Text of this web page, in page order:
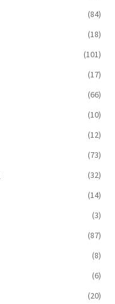
(84)
(18)
(101)
(17)
(66)
(10)
(12)
(73)
(32)
(14)
(3)
(87)
(8)
(6)
(20)